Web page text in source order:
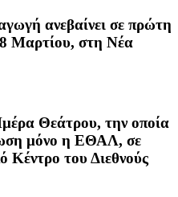
ανεβαίνει σε πρώτη
Μαρτίου, στη Νέα
Θεάτρου, την οποία
μόνο η ΕΘΑΛ, σε
Κέντρο του Διεθνούς